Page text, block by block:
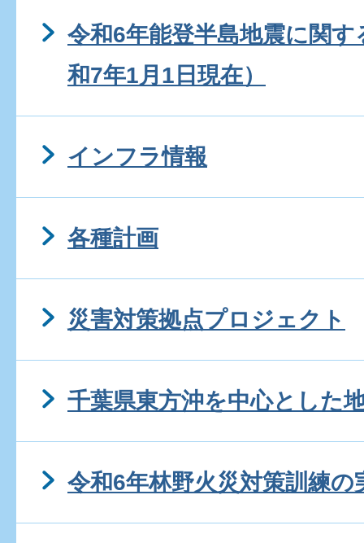
令和6年能登半島地震に関
和7年1月1日現在）
インフラ情報
各種計画
災害対策拠点プロジェクト
千葉県東方沖を中心とした
令和6年林野火災対策訓練の